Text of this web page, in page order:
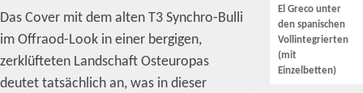
Das Cover mit dem alten T3 Synchro-Bulli
im Offraod-Look in einer bergigen,
zerklüfteten Landschaft Osteuropas
deutet tatsächlich an, was in dieser
El Greco unter
den spanischen
Vollintegrierten
(mit
Einzelbetten)